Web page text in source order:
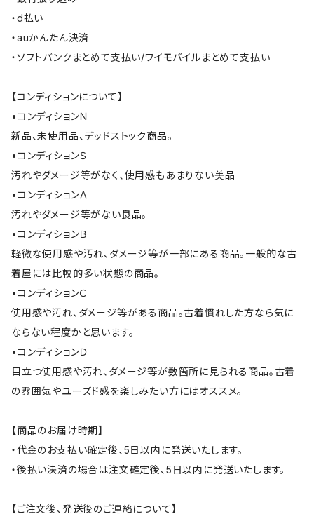
・d払い
・auかんたん決済
・ソフトバンクまとめて支払い/ワイモバイルまとめて支払い
【コンディションについて】
•コンディションＮ
新品、未使用品、デッドストック商品。
•コンディションＳ
汚れやダメージ等がなく、使用感もあまりない美品
•コンディションＡ
汚れやダメージ等がない良品。
•コンディションＢ
軽微な使用感や汚れ、ダメージ等が一部にある商品。一般的な古
着屋には比較的多い状態の商品。
•コンディションＣ
使用感や汚れ、ダメージ等がある商品。古着慣れした方なら気に
ならない程度かと思います。
•コンディションＤ
目立つ使用感や汚れ、ダメージ等が数箇所に見られる商品。古着
の雰囲気やユーズド感を楽しみたい方にはオススメ。
【商品のお届け時期】
・代金のお支払い確定後、5日以内に発送いたします。
・後払い決済の場合は注文確定後、5日以内に発送いたします。
【ご注文後、発送後のご連絡について】